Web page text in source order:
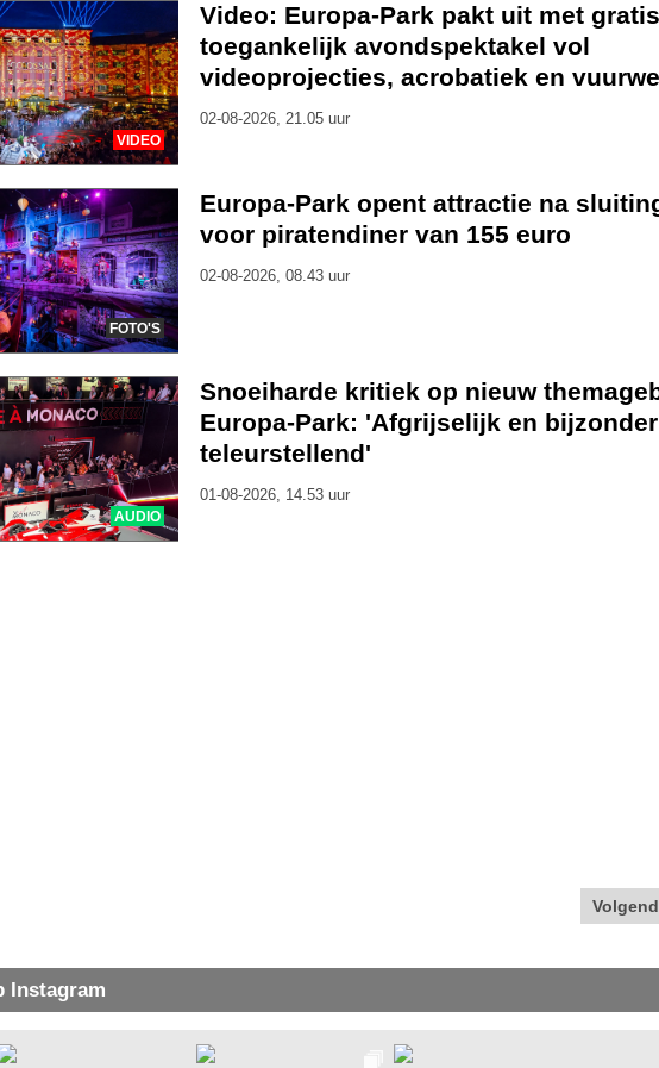
VIDEO
Video: Europa-Park pakt uit met gratis
toegankelijk avondspektakel vol
videoprojecties, acrobatiek en
02-08-2026, 21.05 uur
FOTO'S
Europa-Park opent attractie na
voor piratendiner van 155 euro
02-08-2026, 08.43 uur
AUDIO
Snoeiharde kritiek op nieuw
Europa-Park: 'Afgrijselijk en bijzonder
teleurstellend'
01-08-2026, 14.53 uur
Instagram